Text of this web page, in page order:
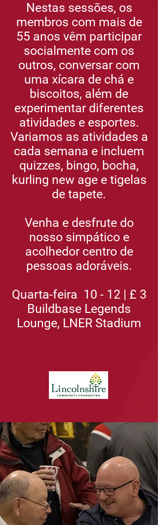
Nestas sessões, os
membros com mais de
55 anos vêm participar
socialmente com os
outros, conversar com
uma xícara de chá e
biscoitos, além de
experimentar diferentes
atividades e esportes.
Variamos as atividades a
cada semana e incluem
quizzes, bingo, bocha,
kurling new age e tigelas
de tapete.
Venha e desfrute do
nosso simpático e
acolhedor centro de
pessoas adoráveis.
Quarta-feira 10 - 12 | £ 3
Buildbase Legends
Lounge, LNER Stadium